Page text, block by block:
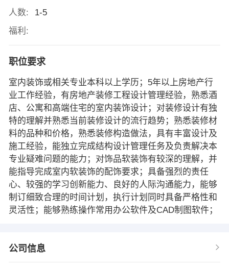
人数:
1-5
福利:
职位要求
室内装饰或相关专业本科以上学历；5年以上房地产行
业工作经验，有房地产装修工程设计管理经验，熟悉酒
店、公寓和高端住宅的室内装饰设计；对装修设计有独
特的理解并熟悉当前装修设计的流行趋势；熟悉装修材
料的品种和价格，熟悉装修构造做法，具有丰富设计及
施工经验，能独立完成结构设计管理任务及负责解决本
专业疑难问题的能力；对饰品软装饰有较深的理解，并
能指导完成室内软装饰的配饰要求；具备强烈的责任
心、较强的学习创新能力、良好的人际沟通能力，能够
制订细致合理的时间计划，执行计划同时具备严格性和
灵活性；能够熟练操作常用办公软件及CAD制图软件；
公司信息